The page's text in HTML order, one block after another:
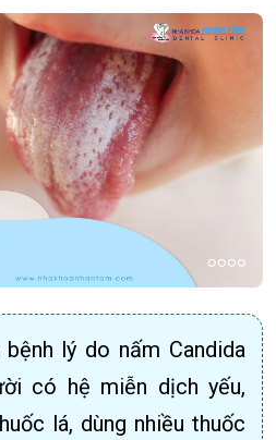
lý do nấm Candida
có hệ miễn dịch yếu,
lá, dùng nhiều thuốc